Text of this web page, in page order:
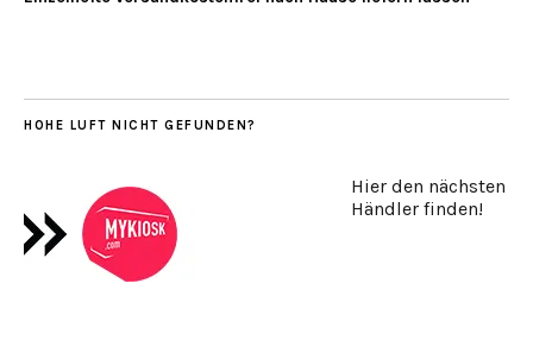
HOHE LUFT NICHT GEFUNDEN?
Hier den nächsten
Händler finden!